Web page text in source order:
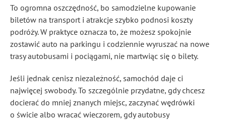
To ogromna oszczędność, bo samodzielne kupowanie
biletów na transport i atrakcje szybko podnosi koszty
podróży. W praktyce oznacza to, że możesz spokojnie
zostawić auto na parkingu i codziennie wyruszać na nowe
trasy autobusami i pociągami, nie martwiąc się o bilety.
Jeśli jednak cenisz niezależność, samochód daje ci
najwięcej swobody. To szczególnie przydatne, gdy chcesz
docierać do mniej znanych miejsc, zaczynać wędrówki
o świcie albo wracać wieczorem, gdy autobusy